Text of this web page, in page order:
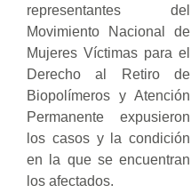
representantes del
Movimiento Nacional de
Mujeres Víctimas para el
Derecho al Retiro de
Biopolímeros y Atención
Permanente expusieron
los casos y la condición
en la que se encuentran
los afectados.